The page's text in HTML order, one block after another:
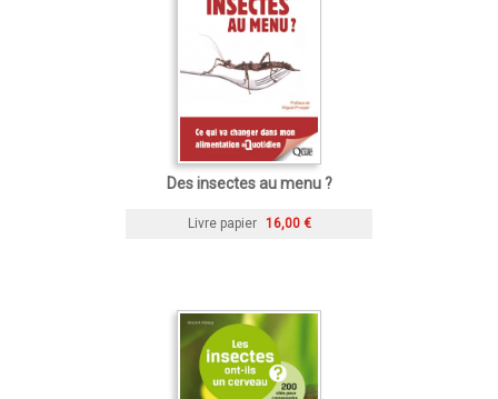
Des insectes au menu ?
Livre papier 16,00 €